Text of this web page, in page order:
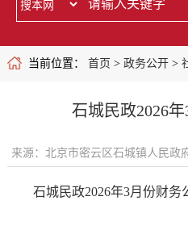
当前位置： 首页 > 政务公开>
石城民政2026
来源：北京市密云区石城镇人民政
石城民政2026年3月份财务